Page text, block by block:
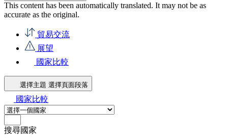
This content has been automatically translated. It may not be as
accurate as the original.
貿易交流
展望
國家比較
選擇主題 選擇頁面段落
國家比較
搜尋國家